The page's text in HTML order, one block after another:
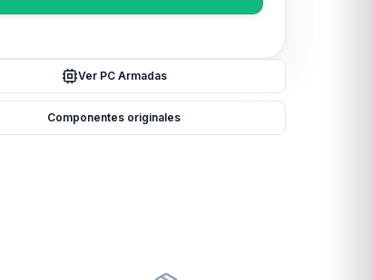
Ver PC Armadas
Componentes originales